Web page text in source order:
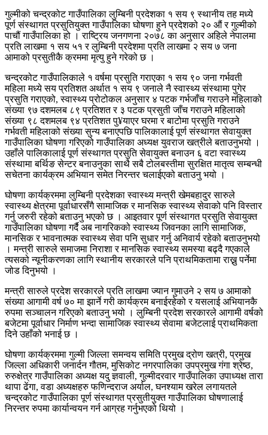
गुल्मीको चन्द्रकोट गाउँपालिका लुम्बिनी प्रदेशका १ सय ९ स्थानीय तह मध्ये
पूर्ण संस्थागत प्रसुतियुक्त गाउँपालिका घोषणा हुने प्रदेशको २० औं र गुल्मीको
पाचौं गाउँपालिका हो । राष्ट्रिय जनगणना २०७८ का अनुसार अहिले नेपालमा
प्रति लाखमा १ सय ५१ र लुम्बिनी प्रदेशमा प्रति लाखमा २ सय ७ जना
आमाको प्रसुतीकै क्रममा मृत्यु हुने गरेको छ ।
चन्द्रकोट गाउँपालिकाले १ वर्षमा प्रसुति गराएका १ सय ९० जना गर्भवती
महिला मध्ये सय प्रतिशत अर्थात १ सय ९ जनाले नै स्वास्थ्य संस्थामा पुगेर
प्रसुति गराएको, स्वास्थ्य प्रोटोकल अनुसार ४ पटक गर्भजाँच गराउने महिलाको
संख्या ९७ दशमलब ८९ प्रतिशत र ३ पटक प्रसुती जाँच गराउने महिलाको
संख्या ९८ दशमलब ९४ प्रतिशत पु¥याएर घरमा र बाटोमा प्रसुति गराउने
गर्भवती महिलाको संख्या सुन्य बनाएपछि पालिकालाई पूर्ण संस्थागत सेवायुक्त
गाउँपालिका घोषणा गरिएको गाउँपालिका अध्यक्ष युवराज खत्रीले बताउनुभयो ।
उहाँले पालिकालाई पूर्ण संस्थागत प्रसुति सेवायुक्त बनाउन ६ वटा स्वास्थ्य
संस्थामा बर्थिङ सेन्टर बनाउनुका साथै सबै टोलबस्तीमा सुरक्षित मातृत्व सम्बन्धी
सचेतना कार्यक्रम अभियान समेत निरन्तर चलाईएको बताउनु भयो ।
घोषणा कार्यक्रममा लुम्बिनी प्रदेशका स्वास्थ्य मन्त्री खेमबहादुर सारुले
स्वास्थ्य क्षेत्रमा पूर्वाधारसँगै सामाजिक र मानसिक स्वास्थ्य सेवाको पनि विस्तार
गर्नु जरुरी रहेको बताउनु भएको छ । आइतवार पूर्ण संस्थागत प्रसुति सेवायुक्त
गाउँपालिका घोषणा गर्दै अब नागरिकको स्वास्थ्य जिवनका लागि सामाजिक,
मानसिक र भावनात्मक स्वास्थ्य सेवा पनि सुधार गर्नु अनिवार्य रहेको बताउनुभयो
। मन्त्री सारुले समाजमा निराशा र मानसिक स्वास्थ्य समस्या बढ्दै गएकाले
त्यसको न्यूनीकरणका लागि स्थानीय सरकारले पनि प्राथमिकतामा राख्नु पर्नेमा
जोड दिनुभयो ।
मन्त्री सारुले प्रदेश सरकारले प्रति लाखमा ज्यान गुमाउने २ सय ७ आमाको
संख्या आगामी वर्ष ७० मा झार्ने गरी कार्यक्रम बनाईरहेको र यसलाई अभियानकै
रुपमा सञ्चालन गरिएको बताउनु भयो । लुम्बिनी प्रदेश सरकारले आगामी वर्षको
बजेटमा पूर्वाधार निर्माण भन्दा सामाजिक स्वास्थ्य सेवामा बजेटलाई प्राथमिकता
दिने उहाँको भनाई छ ।
घोषणा कार्यक्रममा गुल्मी जिल्ला समन्वय समिति प्रमुख द्रोण खत्री, प्रमुख
जिल्ला अधिकारी जनार्दन गौतम, मुसिकोट नगरपालिका उपप्रमुख गंगा श्रेष्ठ,
रुरुक्षेत्र गाउँपालिका अध्यक्ष यदु ज्ञवाली, गुल्मीदरवार गाउँपालिका उपाध्यक्ष तारा
थापा ढेंगा, वडा अध्यक्षहरु फणिन्दराज अर्याल, घनश्याम खरेल लगायतले
चन्द्रकोट गाउँपालिका पूर्ण संस्थागत प्रसुतीयुक्त गाउँपालिका घोषणालाई
निरन्तर रुपमा कार्यान्वयन गर्न आग्रह गर्नुभएको थियो ।